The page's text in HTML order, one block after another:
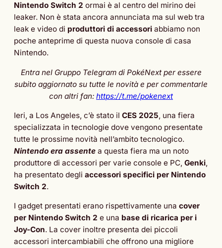
Nintendo Switch 2 ormai è al centro del mirino dei
leaker. Non è stata ancora annunciata ma sul web tra
leak e video di produttori di accessori abbiamo non
poche anteprime di questa nuova console di casa
Nintendo.
Entra nel Gruppo Telegram di PokéNext per essere
subito aggiornato su tutte le novità e per commentarle
con altri fan: https://t.me/pokenext
Ieri, a Los Angeles, c’è stato il CES 2025, una fiera
specializzata in tecnologie dove vengono presentate
tutte le prossime novità nell’ambito tecnologico.
Nintendo era assente a questa fiera ma un noto
produttore di accessori per varie console e PC, Genki,
ha presentato degli accessori specifici per Nintendo
Switch 2.
I gadget presentati erano rispettivamente una cover
per Nintendo Switch 2 e una base di ricarica per i
Joy-Con. La cover inoltre presenta dei piccoli
accessori intercambiabili che offrono una migliore